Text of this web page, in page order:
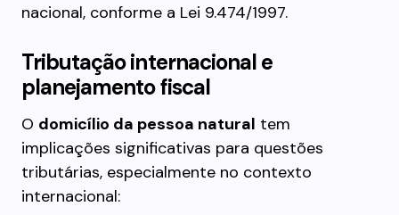
nacional, conforme a Lei 9.474/1997.
Tributação internacional e
planejamento fiscal
O domicílio da pessoa natural tem
implicações significativas para questões
tributárias, especialmente no contexto
internacional: